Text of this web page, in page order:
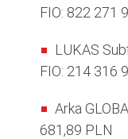
FIO: 822 271
LUKAS
FIO: 214 316
Arka
681,89 PLN